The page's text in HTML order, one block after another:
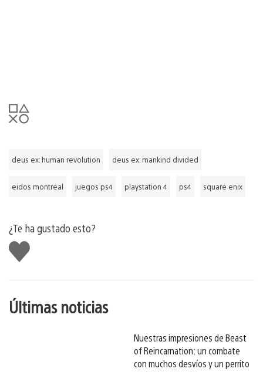
deus ex: human revolution deus ex: mankind divided
eidos montreal juegos ps4 playstation 4 ps4 square enix
¿Te ha gustado esto?
Me
gusta
Últimas noticias
Nuestras impresiones de Beast
of Reincarnation: un combate
con muchos desvíos y un perrito